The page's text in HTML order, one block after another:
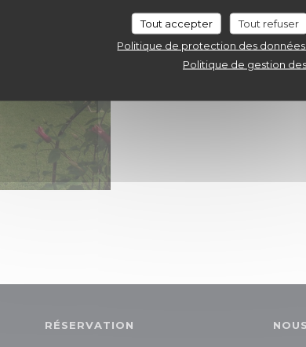
Tout accepter Tout refuser
Politique de protection des
Politique de gestion
RÉSERVATION